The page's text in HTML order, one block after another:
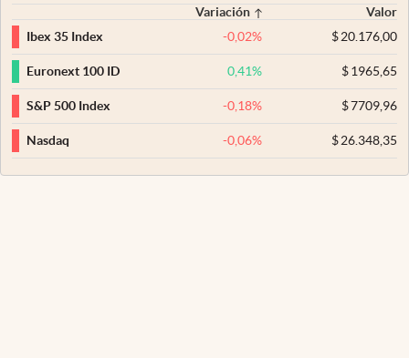
Variación
Valor
Ibex 35 Index
-0,02% $20.176,00
Euronext 100 ID 0,41% $1965,65
S&P 500 Index -0,18% $7709,96
Nasdaq -0,06% $26.348,35